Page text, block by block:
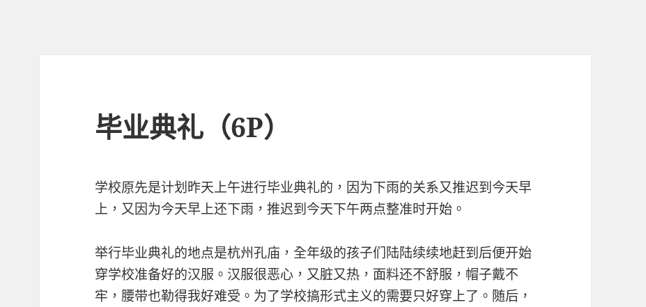
毕业典礼（6P）
学校原先是计划昨天上午进行毕业典礼的，因为下雨的关系又推迟到今天早
上，又因为今天早上还下雨，推迟到今天下午两点整准时开始。
举行毕业典礼的地点是杭州孔庙，全年级的孩子们陆陆续续地赶到后便开始
穿学校准备好的汉服。汉服很恶心，又脏又热，面料还不舒服，帽子戴不
牢，腰带也勒得我好难受。为了学校搞形式主义的需要只好穿上了。随后，